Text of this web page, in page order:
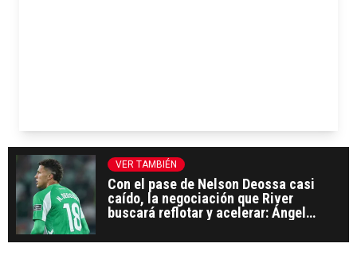
VER TAMBIÉN
Con el pase de Nelson Deossa casi
caído, la negociación que River
buscará reflotar y acelerar: Ángel